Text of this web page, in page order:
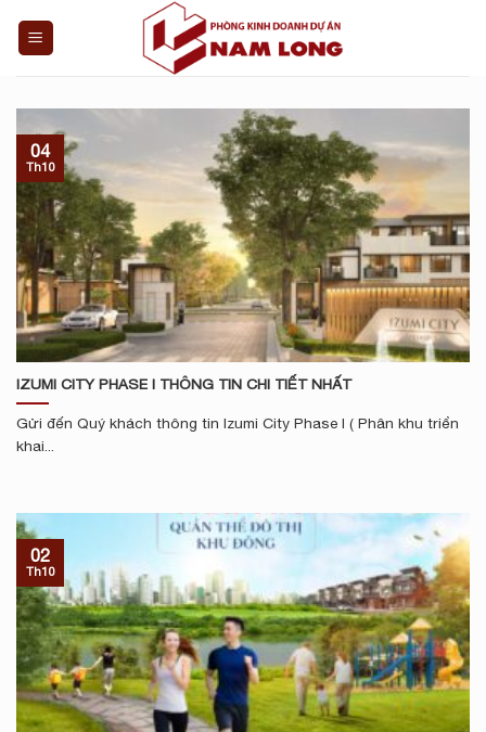
IZUMI CITY PHASE I THÔNG TIN CHI TIẾT NHẤT
Gửi đến Quý khách thông tin Izumi City Phase I ( Phân khu triển
khai...
04
Th10
02
Th10